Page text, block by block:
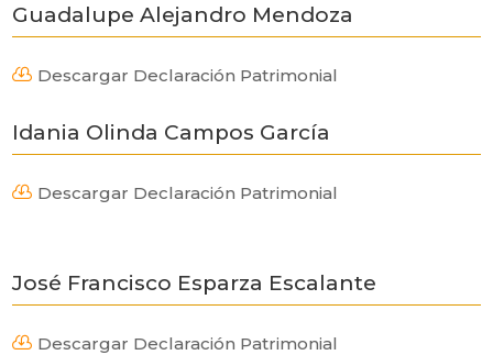
Guadalupe Alejandro Mendoza
 Descargar Declaración Patrimonial
Idania Olinda Campos García
 Descargar Declaración Patrimonial
José Francisco Esparza Escalante
 Descargar Declaración Patrimonial